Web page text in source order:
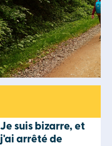
Je suis bizarre, et
j'ai arrêté de